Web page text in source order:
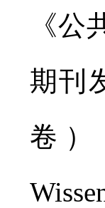
《
期刊
卷